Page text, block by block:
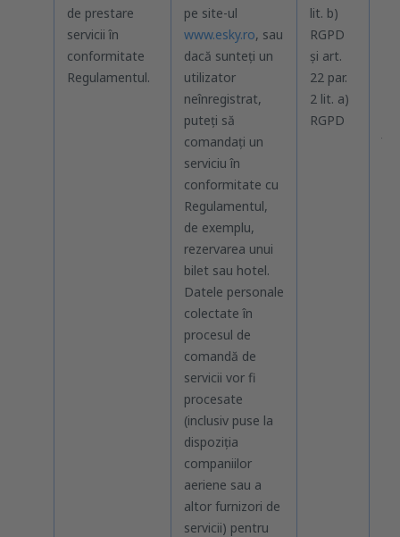
de prestare
servicii în
conformitate
Regulamentul.
pe site-ul
www.esky.ro, sau
dacă sunteți un
utilizator
neînregistrat,
puteți să
comandați un
serviciu în
conformitate cu
Regulamentul,
de exemplu,
rezervarea unui
bilet sau hotel.
Datele personale
colectate în
procesul de
comandă de
servicii vor fi
procesate
(inclusiv puse la
dispoziția
companiilor
aeriene sau a
altor furnizori de
servicii) pentru
lit. b)
RGPD
și art.
22 par.
2 lit. a)
RGPD